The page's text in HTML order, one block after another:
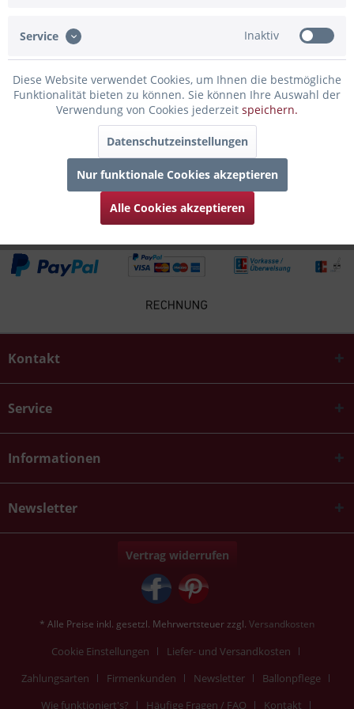
Bewertungen lesen, schreiben und diskutieren...mehr
Infos zum Hersteller
Folgende Infos zum Hersteller sind verfübar......
6
Kontakt
Service
Informationen
Newsletter
Vertrag widerrufen
* Alle Preise inkl. gesetzl. Mehrwertsteuer zzgl. Versandkosten
Cookie Einstellungen
Liefer- und Versandkosten
Zahlungsarten
Firmenkunden Newsletter
Ballonpflege
Wie funktioniert's?
Häufige Fragen / FAQ Kontakt
Service Inaktiv
Diese Website verwendet Cookies, um Ihnen die bestmögliche
Funktionalität bieten zu können. Sie können Ihre Auswahl der
Verwendung von Cookies jederzeit speichern.
Datenschutzeinstellungen
Nur funktionale Cookies akzeptieren
Alle Cookies akzeptieren